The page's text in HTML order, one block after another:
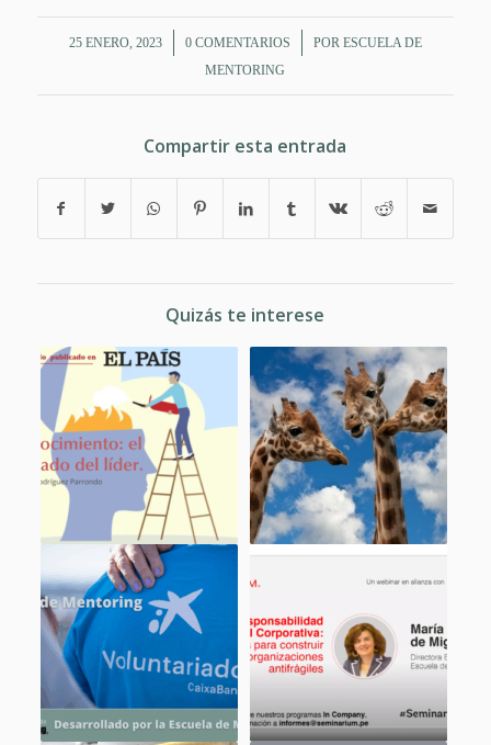
25 ENERO, 2023
/ 0 COMENTARIOS
/ POR ESCUELA DE
MENTORING
Compartir esta entrada
Quizás te interese